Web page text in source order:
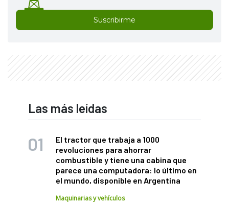
Suscribirme
Las más leídas
El tractor que trabaja a 1000
revoluciones para ahorrar
combustible y tiene una cabina que
parece una computadora: lo último en
el mundo, disponible en Argentina
Maquinarias y vehículos